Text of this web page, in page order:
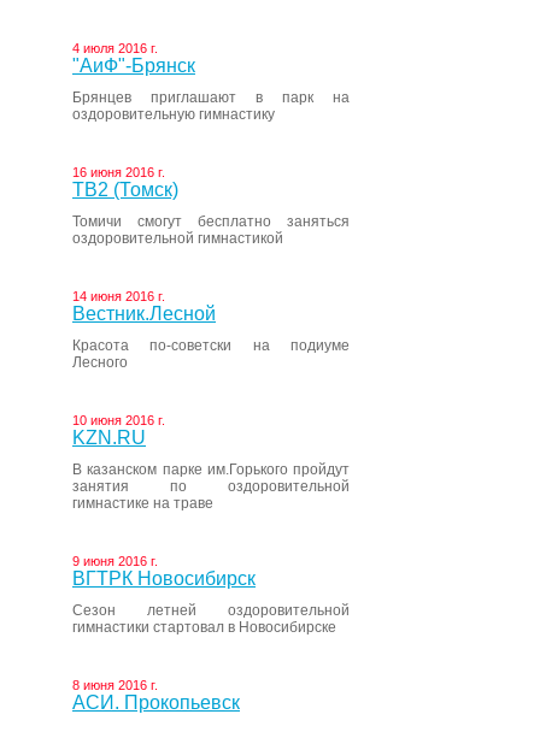
4 июля 2016 г.
"АиФ"-Брянск
Брянцев приглашают в парк на
оздоровительную гимнастику
16 июня 2016 г.
ТВ2 (Томск)
Томичи смогут бесплатно заняться
оздоровительной гимнастикой
14 июня 2016 г.
Вестник.Лесной
Красота по-советски на подиуме
Лесного
10 июня 2016 г.
KZN.RU
В казанском парке им.Горького пройдут
занятия по оздоровительной
гимнастике на траве
9 июня 2016 г.
ВГТРК Новосибирск
Сезон летней оздоровительной
гимнастики стартовал в Новосибирске
8 июня 2016 г.
АСИ. Прокопьевск